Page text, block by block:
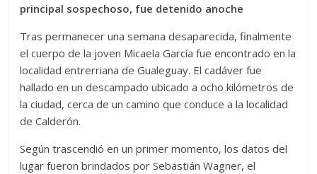
principal sospechoso, fue detenido anoche
Tras permanecer una semana desaparecida, finalmente
el cuerpo de la joven Micaela García fue encontrado en la
localidad entrerriana de Gualeguay. El cadáver fue
hallado en un descampado ubicado a ocho kilómetros de
la ciudad, cerca de un camino que conduce a la localidad
de Calderón.
Según trascendió en un primer momento, los datos del
lugar fueron brindados por Sebastián Wagner, el